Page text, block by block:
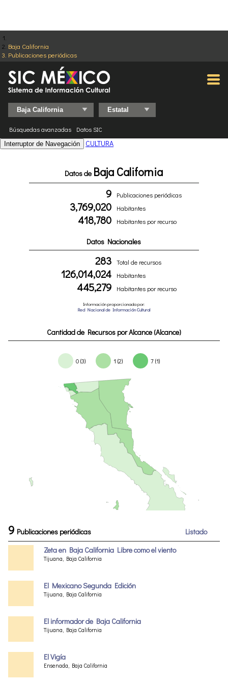
Baja California
Publicaciones periódicas
Búsquedas avanzadas Datos SIC
Interruptor de Navegación CULTURA
Datos de Baja California
9 Publicaciones periódicas
3,769,020 Habitantes
418,780 Habitantes por recurso
Datos Nacionales
283 Total de recursos
126,014,024 Habitantes
445,279 Habitantes por recurso
Información proporcionada por:
Red Nacional de Información Cultural
9 Publicaciones periódicas
Listado
Zeta en Baja California Libre como el viento
Tijuana, Baja California
El Mexicano Segunda Edición
Tijuana, Baja California
El informador de Baja California
Tijuana, Baja California
El Vigía
Ensenada, Baja California
Cantidad de Recursos por Alcance (Alcance)
0 (3) 1 (2) 7 (1)